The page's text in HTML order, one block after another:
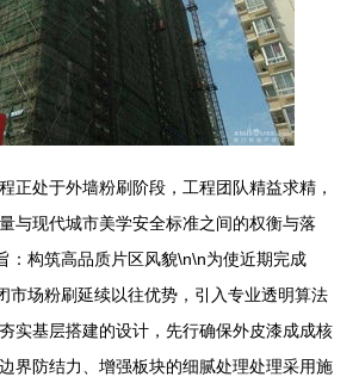
正处于外墙粉刷阶段，工程团队精益求精，
与现代城市美学安全标准之间的权衡与落
：构筑高品质片区风貌\n\n为使近期完成
场粉刷延续以往优势，引入专业透明算法
实基层搭建的设计，先行确保外皮漆成成核
界防结力、增强板块的细腻处理处理采用施